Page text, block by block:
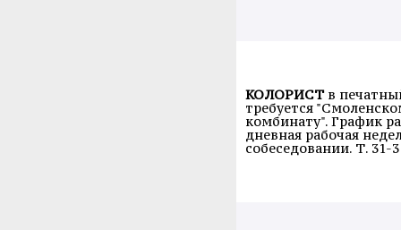
КОЛОРИСТв
требуется
комбинату". График
дневная рабочая
собеседовании. Т. 31-